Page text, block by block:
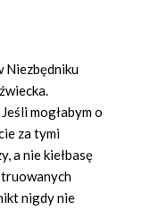
Niezbędniku
źwiecka.
mogłabym o
za tymi
a nie kiełbasę
nigdy nie